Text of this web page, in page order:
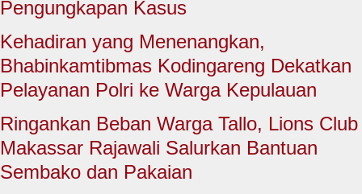
EKONOMI
HUKUM & KRIMINAL
TNI & POLRI
Pengungkapan Kasus
Kehadiran yang Menenangkan,
Bhabinkamtibmas Kodingareng Dekatkan
Pelayanan Polri ke Warga Kepulauan
Ringankan Beban Warga Tallo, Lions Club
Makassar Rajawali Salurkan Bantuan
Sembako dan Pakaian